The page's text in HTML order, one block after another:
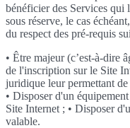
bénéficier des Services qui
sous réserve, le cas
du respect des pré-requis
• Être majeur (c’est-à-dire
de l'inscription sur le Site
juridique leur permettant
• Disposer d'un
Site Internet ; • Disposer
valable.